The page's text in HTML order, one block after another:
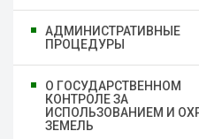
АДМИНИСТРАТИВНЫЕ
ПРОЦЕДУРЫ
О ГОСУДАРСТВЕННОМ
КОНТРОЛЕ ЗА
ИСПОЛЬЗОВАНИЕМ И
ЗЕМЕЛЬ